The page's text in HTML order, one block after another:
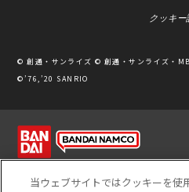
クッキー
© 創通・サンライズ © 創通・サンライズ・
©’76,’20 SANRIO
当ウェブサイトではクッキーを使